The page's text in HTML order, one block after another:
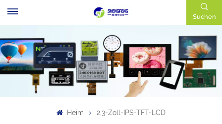
Suchen
Heim 2,3-Zoll-IPS-TFT-LCD